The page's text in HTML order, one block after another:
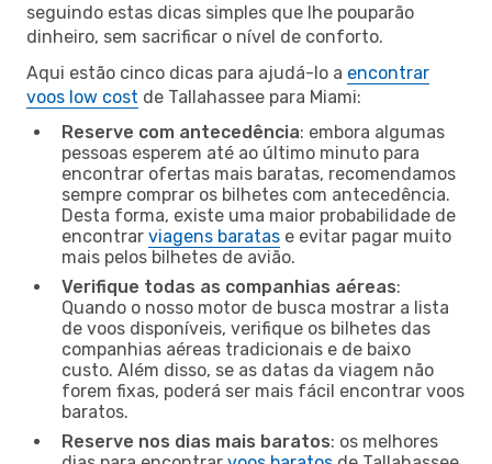
seguindo estas dicas simples que lhe pouparão
dinheiro, sem sacrificar o nível de conforto.
Aqui estão cinco dicas para ajudá-lo a encontrar
voos low cost de Tallahassee para Miami:
Reserve com antecedência: embora algumas
pessoas esperem até ao último minuto para
encontrar ofertas mais baratas, recomendamos
sempre comprar os bilhetes com antecedência.
Desta forma, existe uma maior probabilidade de
encontrar viagens baratas e evitar pagar muito
mais pelos bilhetes de avião.
Verifique todas as companhias aéreas:
Quando o nosso motor de busca mostrar a lista
de voos disponíveis, verifique os bilhetes das
companhias aéreas tradicionais e de baixo
custo. Além disso, se as datas da viagem não
forem fixas, poderá ser mais fácil encontrar voos
baratos.
Reserve nos dias mais baratos: os melhores